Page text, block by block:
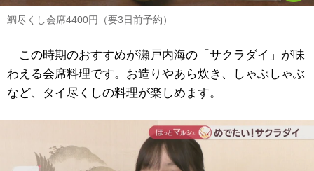
鯛尽くし会席4400円（要3日前予約）
この時期のおすすめが瀬戸内海の「サクラダイ」が味
わえる会席料理です。お造りやあら炊き、しゃぶしゃぶ
など、タイ尽くしの料理が楽しめます。